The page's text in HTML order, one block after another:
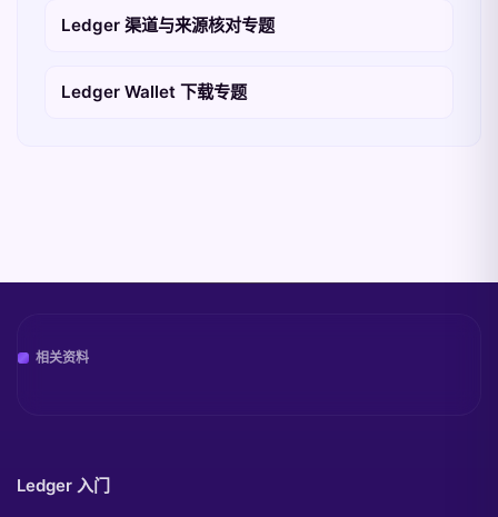
Ledger 渠道与来源核对专题
Ledger Wallet 下载专题
相关资料
Ledger 入门